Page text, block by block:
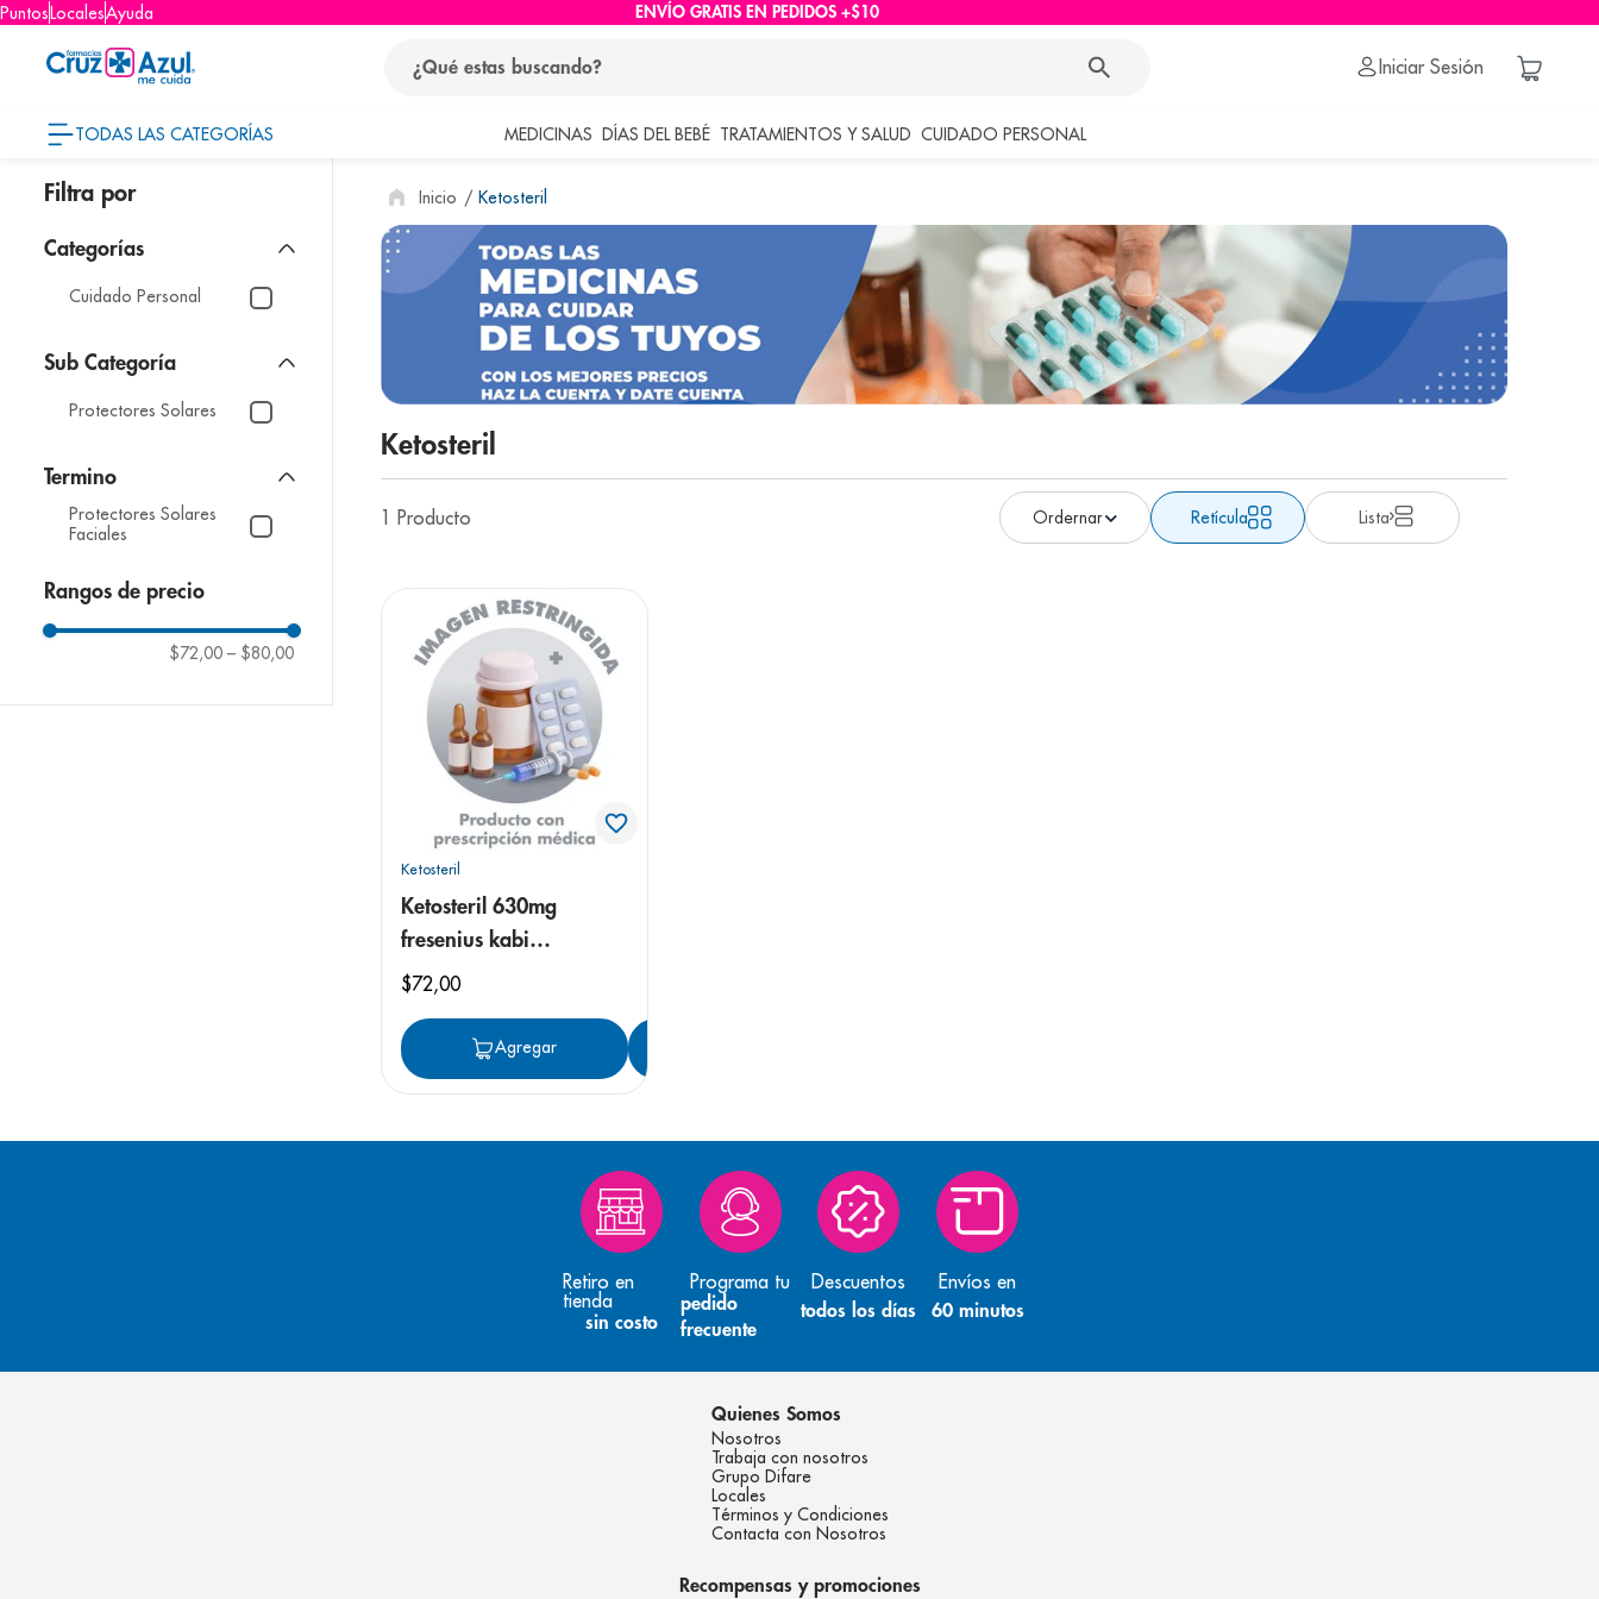
PuntosLocalesAyuda ENVÍO GRATIS EN PEDIDOS +$10
Iniciar Sesión
TODAS LAS CATEGORÍAS MEDICINAS DÍAS DEL BEBÉ TRATAMIENTOS Y SALUD CUIDADO PERSONAL
Cuidado Personal
Protectores Solares
Protectores Solares
Faciales
Rangos de precio
$72,00 – $80,00
Ketosteril
Ketosteril
1 Producto Retícula Lista
Ketosteril
Ketosteril 630mg
fresenius kabi
nutricional tableta
$72,00
Agregar
Retiro en
tienda
sin costo
Programa tu
pedido
frecuente
Descuentos
todos los días
Envíos en
60 minutos
Quienes Somos
Nosotros
Trabaja con nosotros
Grupo Difare
Locales
Términos y Condiciones
Contacta con Nosotros
Recompensas y promociones
términos más buscados
1. protector solar
pañales
3 eucerin
cerave
nivea
7. shampoo